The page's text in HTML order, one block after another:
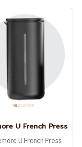
U French Press
U French Press